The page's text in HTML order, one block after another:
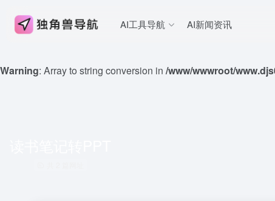
Warning: Array to string conversion in /www/wwwroot/
AI工具导航 AI新闻资讯